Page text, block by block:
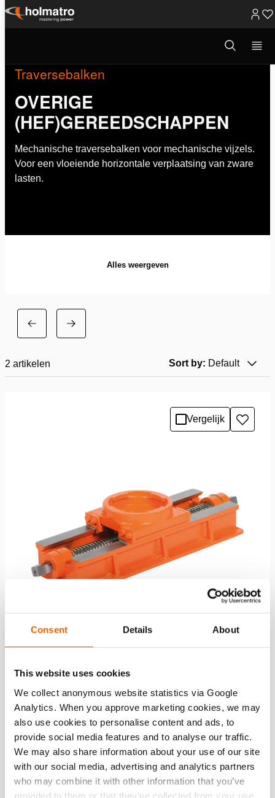
Consent Details About
This website uses cookies
We collect anonymous website statistics via Google
Analytics. When you approve marketing cookies, we may
also use cookies to personalise content and ads, to
provide social media features and to analyse our traffic.
We may also share information about your use of our site
with our social media, advertising and analytics partners
who may combine it with other information that you’ve
provided to them or that they’ve collected from your use
Ga
Open
zoekvenster
Traversebalken
OVERIGE
(HEF)GEREEDSCHAPPEN
Mechanische traversebalken voor mechanische vijzels.
Voor een vloeiende horizontale verplaatsing van zware
lasten.
Alles weergeven
2 artikelen Sort by: Default
Vergelijk
aan
Zie details
Vergelijk
aan